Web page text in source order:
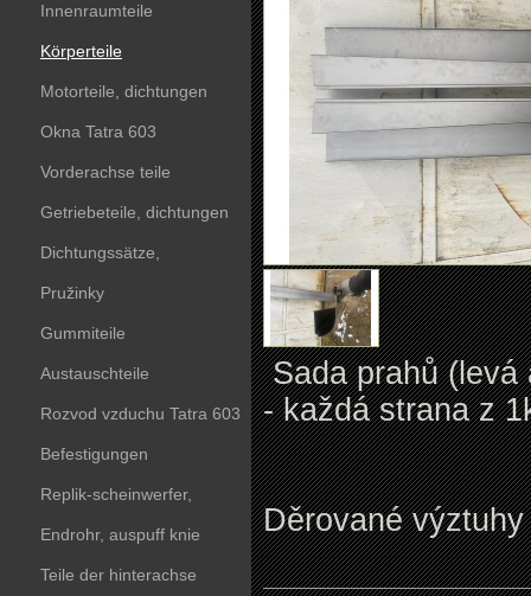
Innenraumteile
Körperteile
Motorteile, dichtungen
Okna Tatra 603
Vorderachse teile
Getriebeteile, dichtungen
Dichtungssätze,
dichtungskörper
Pružinky
Gummiteile
Austauschteile
Rozvod vzduchu Tatra 603
Befestigungen
Replik-scheinwerfer,
kunststoffteile
Endrohr, auspuff knie
Teile der hinterachse
Sada prahů (levá
- každá strana z
Děrované